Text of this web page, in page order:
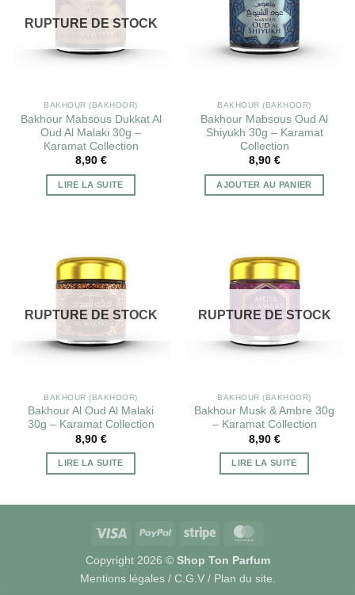
RUPTURE DE STOCK
BAKHOUR (BAKHOOR)
Bakhour Mabsous Dukkat Al
Oud Al Malaki 30g –
Karamat Collection
8,90 €
LIRE LA SUITE
BAKHOUR (BAKHOOR)
Bakhour Mabsous Oud Al
Shiyukh 30g – Karamat
Collection
8,90 €
AJOUTER AU PANIER
RUPTURE DE STOCK
BAKHOUR (BAKHOOR)
Bakhour Al Oud Al Malaki
30g – Karamat Collection
8,90 €
LIRE LA SUITE
RUPTURE DE STOCK
BAKHOUR (BAKHOOR)
Bakhour Musk & Ambre 30g
– Karamat Collection
8,90 €
LIRE LA SUITE
Visa PayPal Stripe
Copyright 2026 © Shop Ton Parfum
Mentions légales/ C.G.V/ Plan du site.